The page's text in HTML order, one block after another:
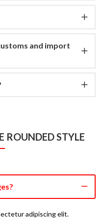
and import
ROUNDED STYLE
adipiscing elit.